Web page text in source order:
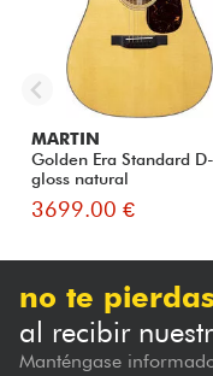
MARTIN
Golden Era Standard
gloss natural
3699.00 €
no te
al recibir
Manténgase